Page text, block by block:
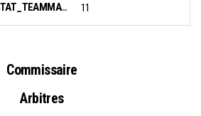
STAT_TEAMMATCH_BASKETBALL_sBiggestScoringRun_NAME:
11
Commissaire
Arbitres